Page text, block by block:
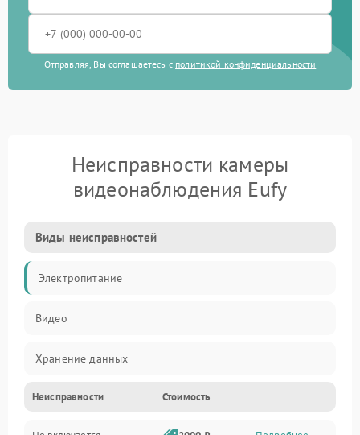
Отправляя, Вы соглашаетесь с политикой конфиденциальности
Неисправности камеры
видеонаблюдения Eufy
Виды неисправностей
Электропитание
Видео
Хранение данных
Неисправности Стоимость